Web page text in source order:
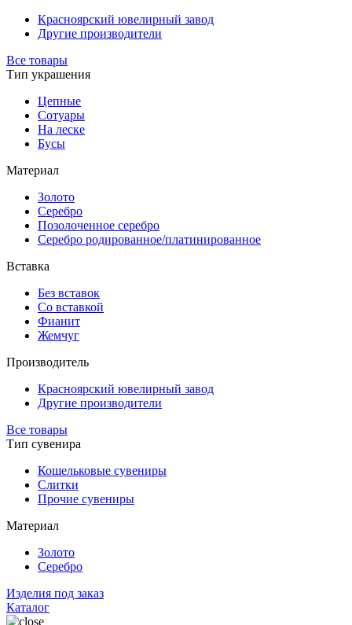
Красноярский ювелирный завод
Другие производители
Все товары
Тип украшения
Цепные
Сотуары
На леске
Бусы
Материал
Золото
Серебро
Позолоченное серебро
Серебро родированное/платинированное
Вставка
Без вставок
Со вставкой
Фианит
Жемчуг
Производитель
Красноярский ювелирный завод
Другие производители
Все товары
Тип сувенира
Кошельковые сувениры
Слитки
Прочие сувениры
Материал
Золото
Серебро
Изделия под заказ
Каталог